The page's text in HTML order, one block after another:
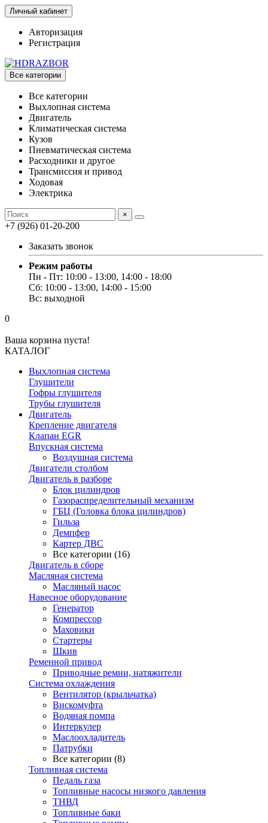
Личный кабинет
Авторизация
Регистрация
Все категории
Все категории
Выхлопная система
Двигатель
Климатическая система
Кузов
Пневматическая система
Расходники и другое
Трансмиссия и привод
Ходовая
Электрика
×
+7 (926) 01-20-200
Заказать звонок
Режим работы
Пн - Пт: 10:00 - 13:00, 14:00 - 18:00
Сб: 10:00 - 13:00, 14:00 - 15:00
Вс: выходной
0
Ваша корзина пуста!
КАТАЛОГ
Выхлопная система
Глушители
Гофры глушителя
Трубы глушителя
Двигатель
Крепление двигателя
Клапан EGR
Впускная система
Воздушная система
Двигатели столбом
Двигатель в разборе
Блок цилиндров
Газораспределительный механизм
ГБЦ (Головка блока цилиндров)
Гильза
Демпфер
Картер ДВС
Все категории (16)
Двигатель в сборе
Масляная система
Масляный насос
Навесное оборудование
Генератор
Компрессор
Маховики
Стартеры
Шкив
Ременной привод
Приводные ремни, натяжители
Система охлаждения
Вентилятор (крыльчатка)
Вискомуфта
Водяная помпа
Интеркулер
Маслоохладитель
Патрубки
Все категории (8)
Топливная система
Педаль газа
Топливные насосы низкого давления
ТНВД
Топливные баки